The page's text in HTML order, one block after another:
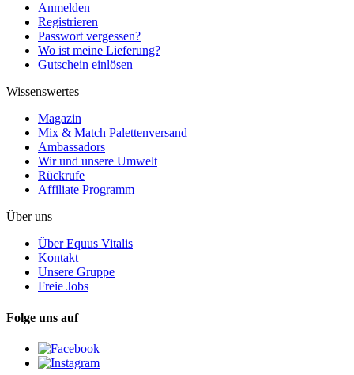
Anmelden
Registrieren
Passwort vergessen?
Wo ist meine Lieferung?
Gutschein einlösen
Wissenswertes
Magazin
Mix & Match Palettenversand
Ambassadors
Wir und unsere Umwelt
Rückrufe
Affiliate Programm
Über uns
Über Equus Vitalis
Kontakt
Unsere Gruppe
Freie Jobs
Folge uns auf